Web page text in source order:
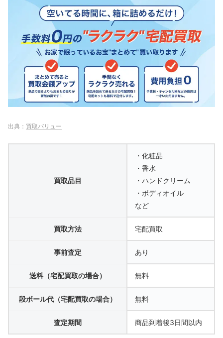
出典： 買取バリュー
買取品目
・化粧品
・香水
・ハンドクリーム
・ボディオイル
など
買取方法 宅配買取
事前査定 あり
送料（宅配買取の場合） 無料
段ボール代（宅配買取の場合） 無料
査定期間 商品到着後3日間以内